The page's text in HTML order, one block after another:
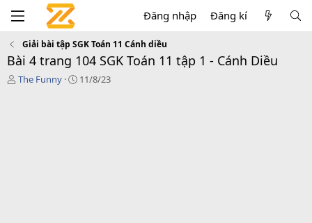
Đăng nhập Đăng kí
Giải bài tập SGK Toán 11 Cánh diều
Bài 4 trang 104 SGK Toán 11 tập 1 - Cánh Diều
T
The Funny
C11/8/23